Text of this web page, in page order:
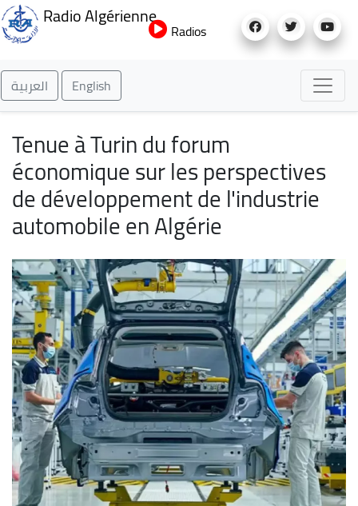
au
Radio Algérienne
Radios
العربية English
Tenue à Turin du forum
économique sur les perspectives
de développement de l'industrie
automobile en Algérie